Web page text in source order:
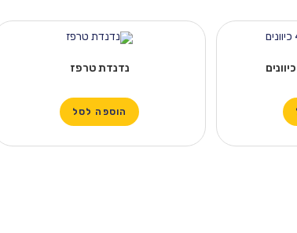
נדנדת טרפז
הוספה לסל